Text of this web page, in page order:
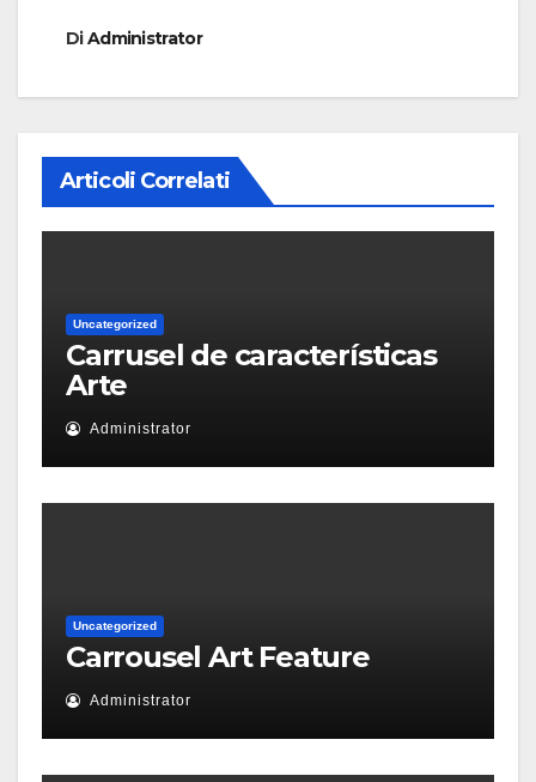
DiAdministrator
Articoli Correlati
Uncategorized
Carrusel de características
Arte
Administrator
Uncategorized
Carrousel Art Feature
Administrator